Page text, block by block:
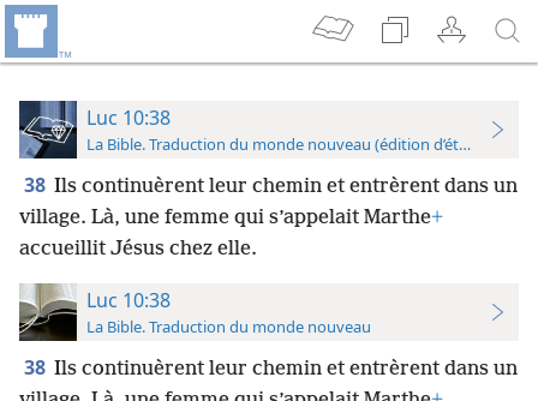
Luc 10:38
La Bible. Traduction du monde nouveau (édition d’étude)
38 Ils continuèrent leur chemin et entrèrent dans un
village. Là, une femme qui s’appelait Marthe+
accueillit Jésus chez elle.
Luc 10:38
La Bible. Traduction du monde nouveau
38 Ils continuèrent leur chemin et entrèrent dans un